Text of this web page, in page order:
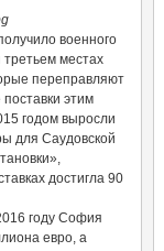
военного
местах
переправляют
этим
годом выросли
для Саудовской
достигла 90
году София
евро, а